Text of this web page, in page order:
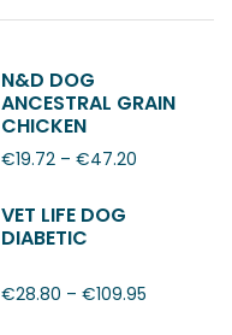
N&D DOG
ANCESTRAL GRAIN
CHICKEN
POMEGRANATE
ADULT MINI
€19.72 – €47.20
VET LIFE DOG
DIABETIC
€28.80 – €109.95